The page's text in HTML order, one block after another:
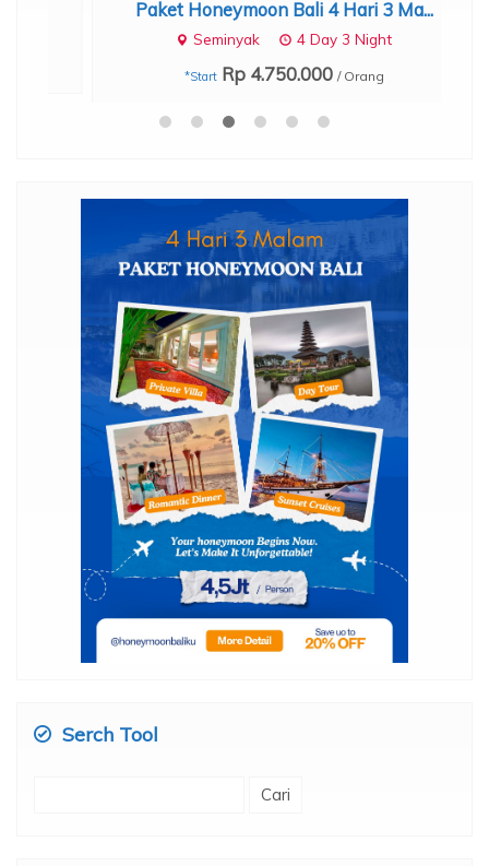
Paket Honeymoon Bali 4 Hari 3 Ma...
Seminyak 4 Day 3 Night
Rp 4.750.000 / Orang
Serch Tool